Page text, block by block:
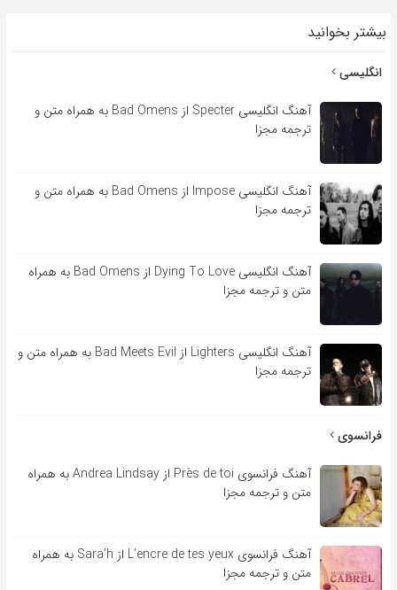
بیشتر بخوانید
انگلیسی
آهنگ انگلیسی Specter از Bad Omens به همراه متن و
ترجمه مجزا
آهنگ انگلیسی Impose از Bad Omens به همراه متن و
ترجمه مجزا
آهنگ انگلیسی Dying To Love از Bad Omens به همراه
متن و ترجمه مجزا
آهنگ انگلیسی Lighters از Bad Meets Evil به همراه متن و
ترجمه مجزا
فرانسوی
آهنگ فرانسوی Près de toi از Andrea Lindsay به همراه
متن و ترجمه مجزا
آهنگ فرانسوی L’encre de tes yeux از Sara’h به همراه
متن و ترجمه مجزا